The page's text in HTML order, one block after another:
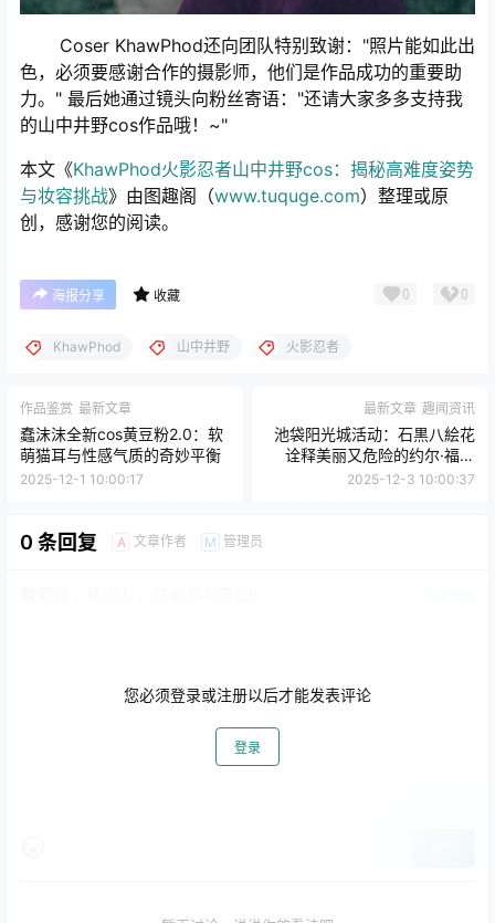
Coser KhawPhod还向团队特别致谢："照片能如此出
色，必须要感谢合作的摄影师，他们是作品成功的重要助
力。" 最后她通过镜头向粉丝寄语："还请大家多多支持我
的山中井野cos作品哦！~"
本文《KhawPhod火影忍者山中井野cos：揭秘高难度姿势
与妆容挑战》由图趣阁（www.tuquge.com）整理或原
创，感谢您的阅读。
海报分享 收藏 0 0
KhawPhod 山中井野 火影忍者
作品鉴赏 最新文章
蠢沫沫全新cos黄豆粉2.0：软
萌猫耳与性感气质的奇妙平衡
2025-12-1 10:00:17
最新文章 趣闻资讯
池袋阳光城活动：石黒八絵花
诠释美丽又危险的约尔·福杰
COS
2025-12-3 10:00:37
0 条回复 A 文章作者 M 管理员
您必须登录或注册以后才能发表评论
登录